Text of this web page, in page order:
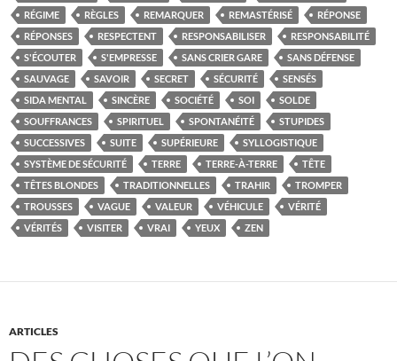
RÉGIME
RÈGLES REMARQUER REMASTÉRISÉ
RÉPONSE
RÉPONSES
RESPECTENT RESPONSABILISER
RESPONSABILITÉ
S'ÉCOUTER
S'EMPRESSE SANS CRIER GARE
SANS DÉFENSE
SAUVAGE
SAVOIR SECRET SÉCURITÉ
SENSÉS
SIDA MENTAL
SINCÈRE SOCIÉTÉ SOI
SOLDE
SOUFFRANCES
SPIRITUEL SPONTANÉITÉ
STUPIDES
SUCCESSIVES
SUITE SUPÉRIEURE
SYLLOGISTIQUE
SYSTÈME DE SÉCURITÉ
TERRE TERRE-À-TERRE
TÊTE
TÊTES BLONDES
TRADITIONNELLES TRAHIR
TROMPER
TROUSSES
VAGUE VALEUR VÉHICULE
VÉRITÉ
VÉRITÉS
VISITER VRAI YEUX ZEN
ARTICLES